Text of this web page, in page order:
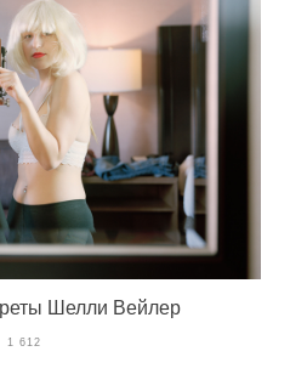
Шелли Вейлер
1 612